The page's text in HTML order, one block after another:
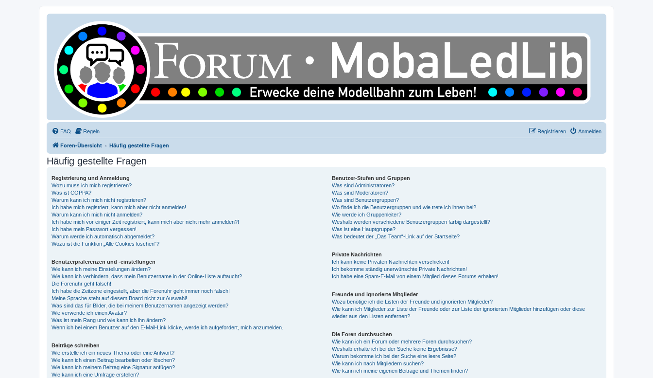
FAQ Regeln Anmelden
Registrieren
Foren-Übersicht Häufig gestellte Fragen
Häufig gestellte Fragen
Registrierung und Anmeldung
Wozu muss ich mich registrieren?
Was ist COPPA?
Warum kann ich mich nicht registrieren?
Ich habe mich registriert, kann mich aber nicht anmelden!
Warum kann ich mich nicht anmelden?
Ich habe mich vor einiger Zeit registriert, kann mich aber nicht mehr anmelden?!
Ich habe mein Passwort vergessen!
Warum werde ich automatisch abgemeldet?
Wozu ist die Funktion „Alle Cookies löschen“?
Benutzerpräferenzen und -einstellungen
Wie kann ich meine Einstellungen ändern?
Wie kann ich verhindern, dass mein Benutzername in der Online-Liste auftaucht?
Die Forenuhr geht falsch!
Ich habe die Zeitzone eingestellt, aber die Forenuhr geht immer noch falsch!
Meine Sprache steht auf diesem Board nicht zur Auswahl!
Was sind das für Bilder, die bei meinem Benutzernamen angezeigt werden?
Wie verwende ich einen Avatar?
Was ist mein Rang und wie kann ich ihn ändern?
Wenn ich bei einem Benutzer auf den E-Mail-Link klicke, werde ich aufgefordert, mich anzumelden.
Beiträge schreiben
Wie erstelle ich ein neues Thema oder eine Antwort?
Wie kann ich einen Beitrag bearbeiten oder löschen?
Wie kann ich meinem Beitrag eine Signatur anfügen?
Wie kann ich eine Umfrage erstellen?
Benutzer-Stufen und Gruppen
Was sind Administratoren?
Was sind Moderatoren?
Was sind Benutzergruppen?
Wo finde ich die Benutzergruppen und wie trete ich ihnen bei?
Wie werde ich Gruppenleiter?
Weshalb werden verschiedene Benutzergruppen farbig dargestellt?
Was ist eine Hauptgruppe?
Was bedeutet der „Das Team“-Link auf der Startseite?
Private Nachrichten
Ich kann keine Privaten Nachrichten verschicken!
Ich bekomme ständig unerwünschte Private Nachrichten!
Ich habe eine Spam-E-Mail von einem Mitglied dieses Forums erhalten!
Freunde und ignorierte Mitglieder
Wozu benötige ich die Listen der Freunde und ignorierten Mitglieder?
Wie kann ich Mitglieder zur Liste der Freunde oder zur Liste der ignorierten Mitglieder hinzufügen oder diese
wieder aus den Listen entfernen?
Die Foren durchsuchen
Wie kann ich ein Forum oder mehrere Foren durchsuchen?
Weshalb erhalte ich bei der Suche keine Ergebnisse?
Warum bekomme ich bei der Suche eine leere Seite?
Wie kann ich nach Mitgliedern suchen?
Wie kann ich meine eigenen Beiträge und Themen finden?